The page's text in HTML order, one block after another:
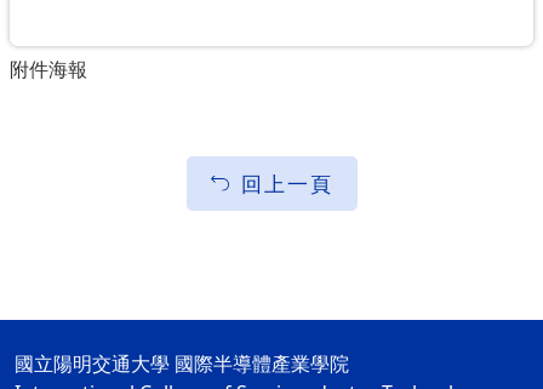
附件海報
回上一頁
國立陽明交通大學 國際半導體產業學院